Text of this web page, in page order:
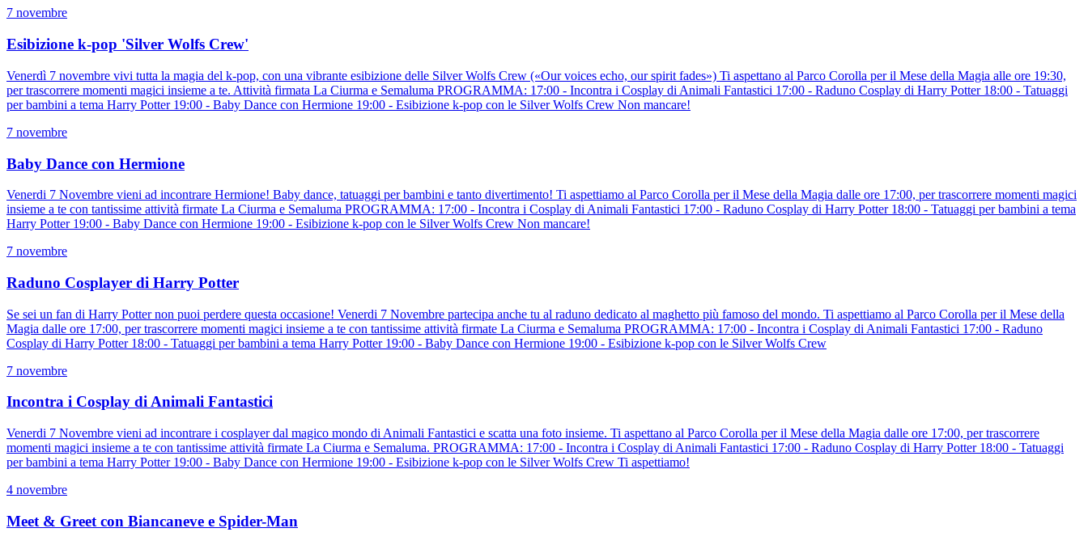
7 novembre
Esibizione k-pop 'Silver Wolfs Crew'
Venerdì 7 novembre vivi tutta la magia del k-pop, con una vibrante esibizione delle Silver Wolfs Crew («Our voices echo, our spirit fades») Ti aspettano al Parco Corolla per il Mese della Magia alle ore 19:30,
per trascorrere momenti magici insieme a te. Attività firmata La Ciurma e Semaluma PROGRAMMA: 17:00 - Incontra i Cosplay di Animali Fantastici 17:00 - Raduno Cosplay di Harry Potter 18:00 - Tatuaggi
per bambini a tema Harry Potter 19:00 - Baby Dance con Hermione 19:00 - Esibizione k-pop con le Silver Wolfs Crew Non mancare!
7 novembre
Baby Dance con Hermione
Venerdi 7 Novembre vieni ad incontrare Hermione! Baby dance, tatuaggi per bambini e tanto divertimento! Ti aspettiamo al Parco Corolla per il Mese della Magia dalle ore 17:00, per trascorrere momenti magici
insieme a te con tantissime attività firmate La Ciurma e Semaluma PROGRAMMA: 17:00 - Incontra i Cosplay di Animali Fantastici 17:00 - Raduno Cosplay di Harry Potter 18:00 - Tatuaggi per bambini a tema
Harry Potter 19:00 - Baby Dance con Hermione 19:00 - Esibizione k-pop con le Silver Wolfs Crew Non mancare!
7 novembre
Raduno Cosplayer di Harry Potter
Se sei un fan di Harry Potter non puoi perdere questa occasione! Venerdi 7 Novembre partecipa anche tu al raduno dedicato al maghetto più famoso del mondo. Ti aspettiamo al Parco Corolla per il Mese della
Magia dalle ore 17:00, per trascorrere momenti magici insieme a te con tantissime attività firmate La Ciurma e Semaluma PROGRAMMA: 17:00 - Incontra i Cosplay di Animali Fantastici 17:00 - Raduno
Cosplay di Harry Potter 18:00 - Tatuaggi per bambini a tema Harry Potter 19:00 - Baby Dance con Hermione 19:00 - Esibizione k-pop con le Silver Wolfs Crew
7 novembre
Incontra i Cosplay di Animali Fantastici
Venerdi 7 Novembre vieni ad incontrare i cosplayer dal magico mondo di Animali Fantastici e scatta una foto insieme. Ti aspettano al Parco Corolla per il Mese della Magia dalle ore 17:00, per trascorrere
momenti magici insieme a te con tantissime attività firmate La Ciurma e Semaluma. PROGRAMMA: 17:00 - Incontra i Cosplay di Animali Fantastici 17:00 - Raduno Cosplay di Harry Potter 18:00 - Tatuaggi
per bambini a tema Harry Potter 19:00 - Baby Dance con Hermione 19:00 - Esibizione k-pop con le Silver Wolfs Crew Ti aspettiamo!
4 novembre
Meet & Greet con Biancaneve e Spider-Man